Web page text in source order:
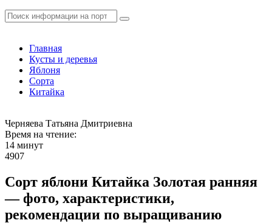
Главная
Кусты и деревья
Яблоня
Сорта
Китайка
Черняева Татьяна Дмитриевна
Время на чтение:
14 минут
4907
Сорт яблони Китайка Золотая ранняя
— фото, характеристики,
рекомендации по выращиванию